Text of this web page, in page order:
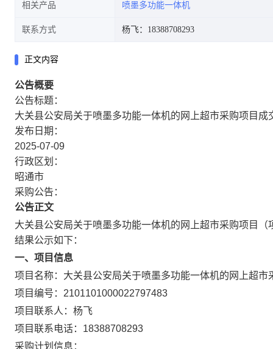
相关产品 喷墨多功能一体机
联系方式 杨飞：18388708293
正文内容
公告概要
公告标题：
大关县公安局关于喷墨多功能一体机的网上超市采购项目成
发布日期：
2025-07-09
行政区划：
昭通市
采购公告：
公告正文
大关县公安局关于喷墨多功能一体机的网上超市采购项目
结果公示如下：
一、项目信息
项目名称： 大关县公安局关于喷墨多功能一体机的网上超市
项目编号： 2101101000022797483
项目联系人： 杨飞
项目联系电话： 18388708293
采购计划信息：